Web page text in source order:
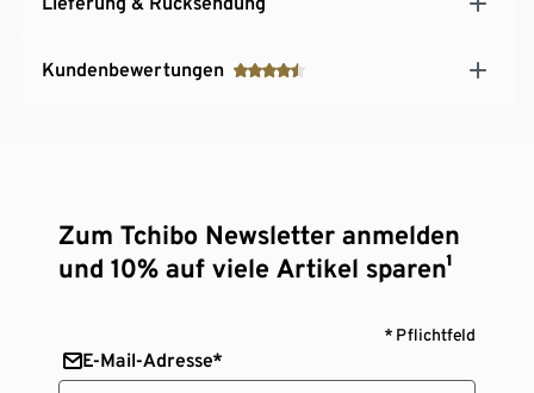
Kundenbewertungen
Zum Tchibo Newsletter anmelden
und 10% auf viele Artikel sparen¹
* Pflichtfeld
E-Mail-Adresse*